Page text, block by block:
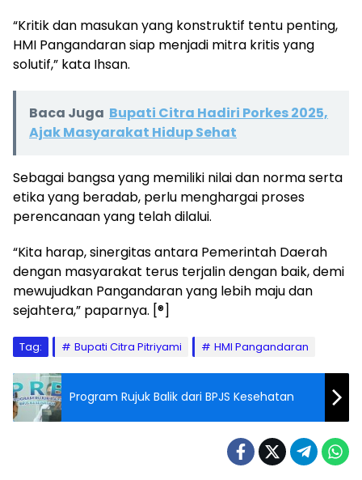
“Kritik dan masukan yang konstruktif tentu penting,
HMI Pangandaran siap menjadi mitra kritis yang
solutif,” kata Ihsan.
Baca Juga Bupati Citra Hadiri Porkes 2025,
Ajak Masyarakat Hidup Sehat
Sebagai bangsa yang memiliki nilai dan norma serta
etika yang beradab, perlu menghargai proses
perencanaan yang telah dilalui.
“Kita harap, sinergitas antara Pemerintah Daerah
dengan masyarakat terus terjalin dengan baik, demi
mewujudkan Pangandaran yang lebih maju dan
sejahtera,” paparnya. [®]
Tag: Bupati Citra Pitriyami HMI Pangandaran
Program Rujuk Balik dari BPJS Kesehatan